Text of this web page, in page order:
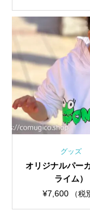
グッズ
オリジナルパー
ライム）
¥7,600 （税